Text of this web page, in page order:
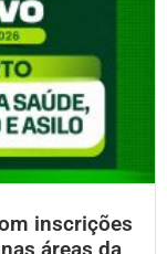
inscrições
áreas da